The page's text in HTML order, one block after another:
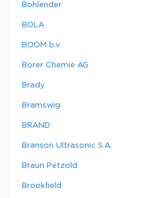
Bohlender
BOLA
BOOM b.v.
Borer Chemie AG
Brady
Bramswig
BRAND
Branson Ultrasonic S.A.
Braun Petzold
Brookfield